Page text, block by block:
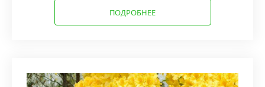
ПОДРОБНЕЕ